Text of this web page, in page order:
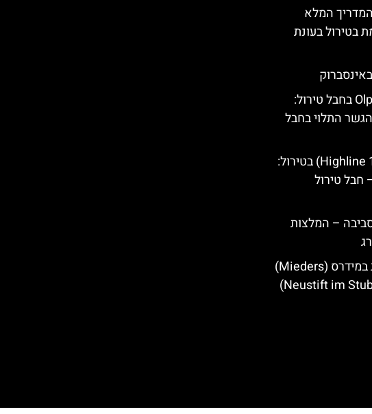
המלא
בטירול בעונת
בקתת Olpererhütte בחבל טירול:
התלוי בחבל
הגשר התלוי (Highline 179) בטירול:
הייליין 179 – חבל טירול
– המלצות
מסעדות מומלצות במידרס (Mieders)